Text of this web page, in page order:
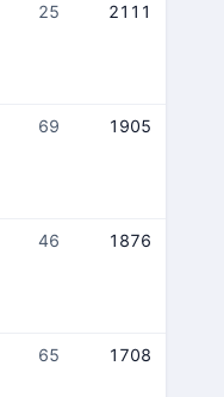
25 2111
69 1905
46 1876
65 1708